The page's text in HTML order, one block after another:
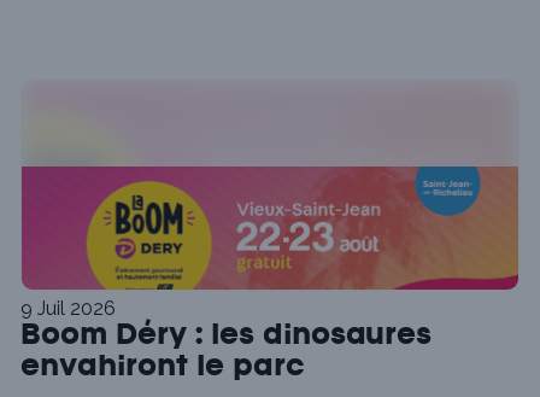
9 Juil 2026
Boom Déry : les dinosaures
envahiront le parc